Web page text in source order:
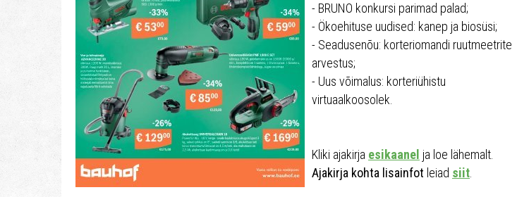
- BRUNO konkursi parimad palad;
- Ökoehituse uudised: kanep ja biosüsi;
- Seadusenõu: korteriomandi ruutmeetrite
arvestus;
- Uus võimalus: korteriühistu
virtuaalkoosolek.
Kliki ajakirja esikaanel ja loe lähemalt.
Ajakirja kohta lisainfot leiad siit